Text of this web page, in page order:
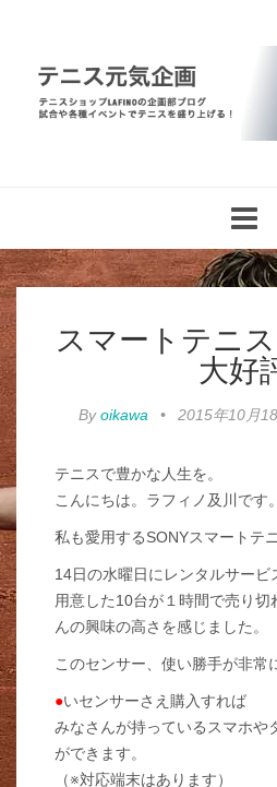
スマートテニ
大好
Byoikawa • 2015年10月
テニスで豊かな人生を。
こんにちは。ラフィノ及川です。
私も愛用するSONYスマートテ
14日の水曜日にレンタルサービ
用意した10台が１時間で売り切
んの興味の高さを感じました。
このセンサー、使い勝手が非常
●いセンサーさえ購入すれば
みなさんが持っているスマホや
ができます。
（※対応端末はあります）